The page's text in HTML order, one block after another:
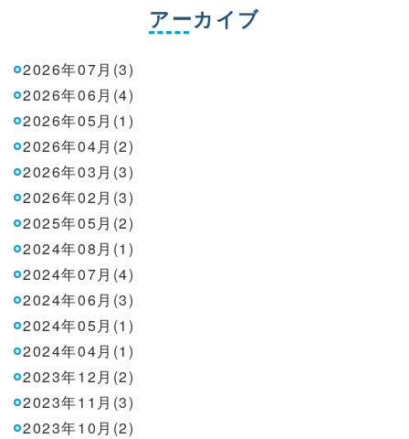
アーカイブ
2026年07月(3)
2026年06月(4)
2026年05月(1)
2026年04月(2)
2026年03月(3)
2026年02月(3)
2025年05月(2)
2024年08月(1)
2024年07月(4)
2024年06月(3)
2024年05月(1)
2024年04月(1)
2023年12月(2)
2023年11月(3)
2023年10月(2)